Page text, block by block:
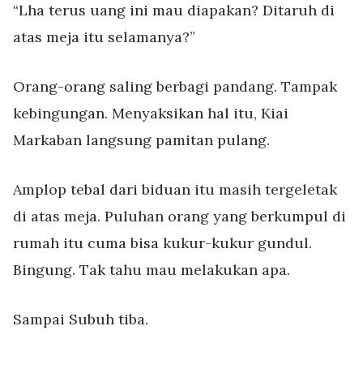
“Lha terus uang ini mau diapakan? Ditaruh di
atas meja itu selamanya?”
Orang-orang saling berbagi pandang. Tampak
kebingungan. Menyaksikan hal itu, Kiai
Markaban langsung pamitan pulang.
Amplop tebal dari biduan itu masih tergeletak
di atas meja. Puluhan orang yang berkumpul di
rumah itu cuma bisa kukur-kukur gundul.
Bingung. Tak tahu mau melakukan apa.
Sampai Subuh tiba.